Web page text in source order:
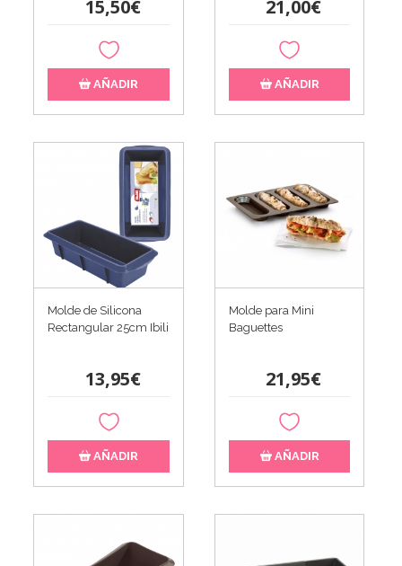
15,50€
AÑADIR
21,00€
AÑADIR
Molde de Silicona
Rectangular 25cm Ibili
13,95€
AÑADIR
Molde para Mini
Baguettes
21,95€
AÑADIR